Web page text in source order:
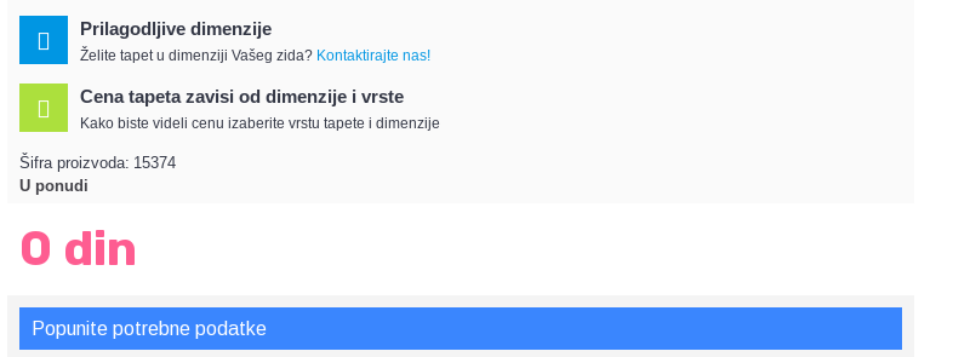
Prilagodljive dimenzije
Želite tapet u dimenziji Vašeg zida? Kontaktirajte nas!
Cena tapeta zavisi od dimenzije i vrste
Kako biste videli cenu izaberite vrstu tapete i dimenzije
Šifra proizvoda: 15374
U ponudi
0 din
Popunite potrebne podatke